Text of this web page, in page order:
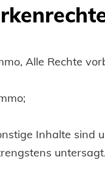
Alle Rechte
Inhalte sind
untersagt.